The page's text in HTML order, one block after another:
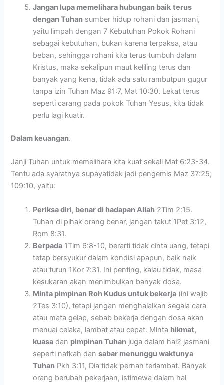
Jangan lupa memelihara hubungan baik terus
dengan Tuhan sumber hidup rohani dan jasmani,
yaitu limpah dengan 7 Kebutuhan Pokok Rohani
sebagai kebutuhan, bukan karena terpaksa, atau
beban, sehingga rohani kita terus tumbuh dalam
Kristus, maka sekalipun maut keliling terus dan
banyak yang kena, tidak ada satu rambutpun gugur
tanpa izin Tuhan Maz 91:7, Mat 10:30. Lekat terus
seperti carang pada pokok Tuhan Yesus, kita tidak
perlu lagi kuatir.
Dalam keuangan.
Janji Tuhan untuk memelihara kita kuat sekali Mat 6:23-34.
Tentu ada syaratnya supayatidak jadi pengemis Maz 37:25;
109:10, yaitu:
Periksa diri, benar di hadapan Allah 2Tim 2:15.
Tuhan di pihak orang benar, jangan takut 1Pet 3:12,
Rom 8:31.
Berpada 1Tim 6:8-10, berarti tidak cinta uang, tetapi
tetap bersyukur dalam kondisi apapun, baik naik
atau turun 1Kor 7:31. Ini penting, kalau tidak, masa
kesukaran akan menimbulkan banyak dosa.
Minta pimpinan Roh Kudus untuk bekerja (ini wajib
2Tes 3:10), tetapi jangan menghalalkan segala cara
atau mata gelap, sebab bekerja dengan dosa akan
menuai celaka, lambat atau cepat. Minta hikmat,
kuasa dan pimpinan Tuhan juga dalam hal2 jasmani
seperti nafkah dansabar menunggu waktunya
Tuhan Pkh 3:11, Dia tidak pernah terlambat. Banyak
orang berubah pekerjaan, istimewa dalam hal